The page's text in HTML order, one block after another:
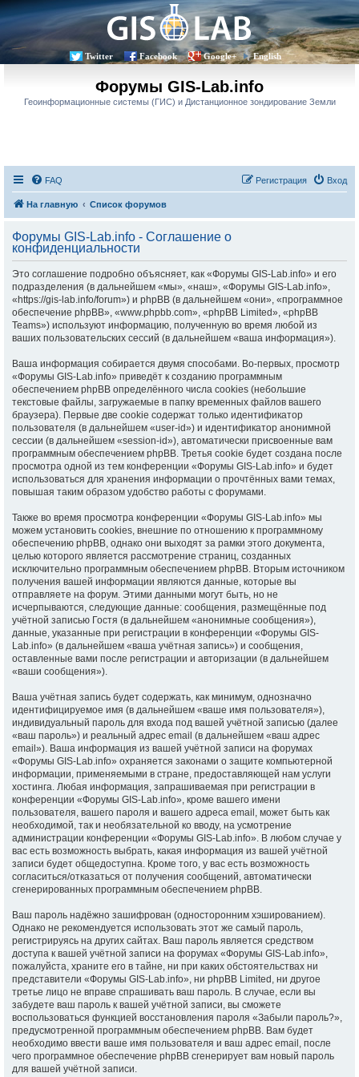
Twitter Facebook Google+ English
Форумы GIS-Lab.info
Геоинформационные системы (ГИС) и Дистанционное зондирование Земли
FAQ Вход
Регистрация
На главную Список форумов
Форумы GIS-Lab.info - Соглашение о
конфиденциальности
Это соглашение подробно объясняет, как «Форумы GIS-Lab.info» и его
подразделения (в дальнейшем «мы», «наш», «Форумы GIS-Lab.info»,
«https://gis-lab.info/forum») и phpBB (в дальнейшем «они», «программное
обеспечение phpBB», «www.phpbb.com», «phpBB Limited», «phpBB
Teams») используют информацию, полученную во время любой из
ваших пользовательских сессий (в дальнейшем «ваша информация»).
Ваша информация собирается двумя способами. Во-первых, просмотр
«Форумы GIS-Lab.info» приведёт к созданию программным
обеспечением phpBB определённого числа cookies (небольшие
текстовые файлы, загружаемые в папку временных файлов вашего
браузера). Первые две cookie содержат только идентификатор
пользователя (в дальнейшем «user-id») и идентификатор анонимной
сессии (в дальнейшем «session-id»), автоматически присвоенные вам
программным обеспечением phpBB. Третья cookie будет создана после
просмотра одной из тем конференции «Форумы GIS-Lab.info» и будет
использоваться для хранения информации о прочтённых вами темах,
повышая таким образом удобство работы с форумами.
Также во время просмотра конференции «Форумы GIS-Lab.info» мы
можем установить cookies, внешние по отношению к программному
обеспечению phpBB, однако они выходят за рамки этого документа,
целью которого является рассмотрение страниц, созданных
исключительно программным обеспечением phpBB. Вторым источником
получения вашей информации являются данные, которые вы
отправляете на форум. Этими данными могут быть, но не
исчерпываются, следующие данные: сообщения, размещённые под
учётной записью Гостя (в дальнейшем «анонимные сообщения»),
данные, указанные при регистрации в конференции «Форумы GIS-
Lab.info» (в дальнейшем «ваша учётная запись») и сообщения,
оставленные вами после регистрации и авторизации (в дальнейшем
«ваши сообщения»).
Ваша учётная запись будет содержать, как минимум, однозначно
идентифицируемое имя (в дальнейшем «ваше имя пользователя»),
индивидуальный пароль для входа под вашей учётной записью (далее
«ваш пароль») и реальный адрес email (в дальнейшем «ваш адрес
email»). Ваша информация из вашей учётной записи на форумах
«Форумы GIS-Lab.info» охраняется законами о защите компьютерной
информации, применяемыми в стране, предоставляющей нам услуги
хостинга. Любая информация, запрашиваемая при регистрации в
конференции «Форумы GIS-Lab.info», кроме вашего имени
пользователя, вашего пароля и вашего адреса email, может быть как
необходимой, так и необязательной ко вводу, на усмотрение
администрации конференции «Форумы GIS-Lab.info». В любом случае у
вас есть возможность выбрать, какая информация из вашей учётной
записи будет общедоступна. Кроме того, у вас есть возможность
согласиться/отказаться от получения сообщений, автоматически
сгенерированных программным обеспечением phpBB.
Ваш пароль надёжно зашифрован (односторонним хэшированием).
Однако не рекомендуется использовать этот же самый пароль,
регистрируясь на других сайтах. Ваш пароль является средством
доступа к вашей учётной записи на форумах «Форумы GIS-Lab.info»,
пожалуйста, храните его в тайне, ни при каких обстоятельствах ни
представители «Форумы GIS-Lab.info», ни phpBB Limited, ни другое
третье лицо не вправе спрашивать ваш пароль. В случае, если вы
забудете ваш пароль к вашей учётной записи, вы сможете
воспользоваться функцией восстановления пароля «Забыли пароль?»,
предусмотренной программным обеспечением phpBB. Вам будет
необходимо ввести ваше имя пользователя и ваш адрес email, после
чего программное обеспечение phpBB сгенерирует вам новый пароль
для вашей учётной записи.